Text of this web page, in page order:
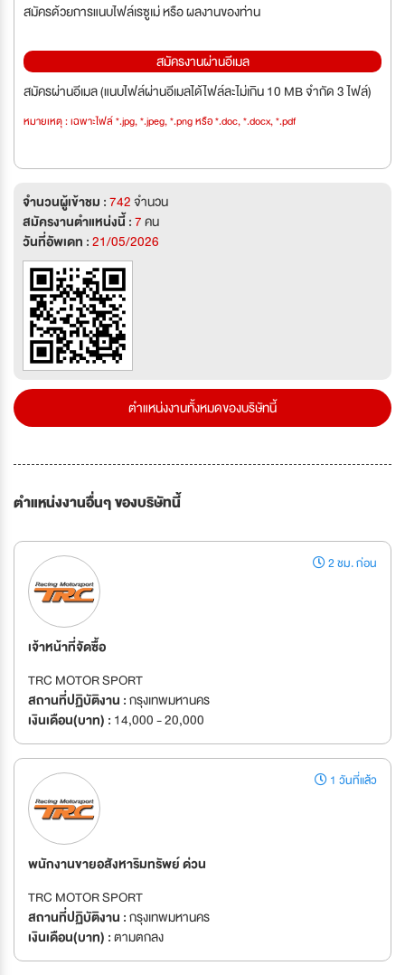
สมัครด้วยการแนบไฟล์เรซูเม่ หรือ ผลงานของท่าน
สมัครงานผ่านอีเมล
สมัครผ่านอีเมล (แนบไฟล์ผ่านอีเมลได้ไฟล์ละไม่เกิน 10 MB จำกัด 3 ไฟล์)
หมายเหตุ : เฉพาะไฟล์ *.jpg, *.jpeg, *.png หรือ *.doc, *.docx, *.pdf
จำนวนผู้เข้าชม :742จำนวน
สมัครงานตำแหน่งนี้ :7คน
วันที่อัพเดท :21/05/2026
ตำแหน่งงานทั้งหมดของบริษัทนี้
ตำแหน่งงานอื่นๆ ของบริษัทนี้
2 ชม. ก่อน
เจ้าหน้าที่จัดซื้อ
TRC MOTOR SPORT
สถานที่ปฏิบัติงาน :กรุงเทพมหานคร
เงินเดือน(บาท) : 14,000 - 20,000
1 วันที่แล้ว
พนักงานขายอสังหาริมทรัพย์ ด่วน
TRC MOTOR SPORT
สถานที่ปฏิบัติงาน :กรุงเทพมหานคร
เงินเดือน(บาท) :ตามตกลง